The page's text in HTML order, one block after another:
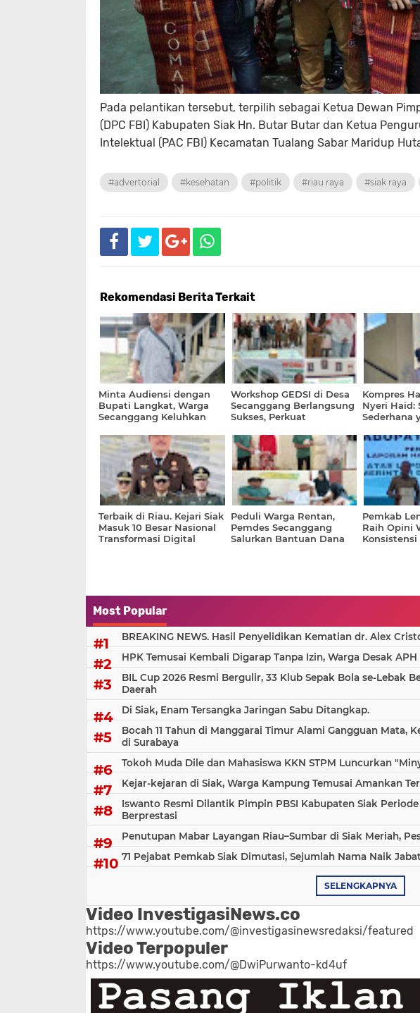
Pada pelantikan tersebut, terpilih sebagai Ketua Dewan
(DPC FBI) Kabupaten Siak Hn. Butar Butar dan Ketua
Intelektual (PAC FBI) Kecamatan Tualang Sabar Maridup
#advertorial #kesehatan #politik #riau raya #siak raya
Rekomendasi Berita Terkait
Minta Audiensi dengan
Bupati Langkat, Warga
Secanggang Keluhkan
Kunjung Tuntas
Workshop GEDSI di Desa
Secanggang Berlangsung
Sukses, Perkuat
Inklusif
Kompres
Nyeri Haid:
Sederhana
Sering
Terbaik di Riau. Kejari Siak
Masuk 10 Besar Nasional
Transformasi Digital
Peduli Warga Rentan,
Pemdes Secanggang
Salurkan Bantuan Dana
Pemkab
Raih Opini
Konsistensi
Most Popular
BREAKING NEWS. Hasil Penyelidikan Kematian dr. Alex
HPK Temusai Kembali Digarap Tanpa Izin, Warga Desak
BIL Cup 2026 Resmi Bergulir, 33 Klub Sepak Bola se-Lebak
Daerah
Di Siak, Enam Tersangka Jaringan Sabu Ditangkap.
Bocah 11 Tahun di Manggarai Timur Alami Gangguan Mata,
di Surabaya
Tokoh Muda Dile dan Mahasiswa KKN STPM Luncurkan
Kejar-kejaran di Siak, Warga Kampung Temusai Amankan
Iswanto Resmi Dilantik Pimpin PBSI Kabupaten Siak
Berprestasi
Penutupan Mabar Layangan Riau–Sumbar di Siak Meriah,
71 Pejabat Pemkab Siak Dimutasi, Sejumlah Nama Naik
SELENGKAPNYA
Video InvestigasiNews.co
https://www.youtube.com/@investigasinewsredaksi/featured
Video Terpopuler
https://www.youtube.com/@DwiPurwanto-kd4uf